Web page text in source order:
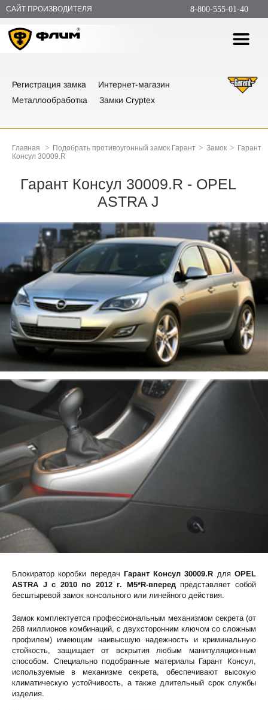
САЙТ ПРОИЗВОДИТЕЛЯ 8-800-555-01-40
Регистрация замка
Интернет-магазин
Металлообработка
Замки Cryptex
Главная > Подобрать противоугонный замок Гарант > Замок > Гарант
Консул 30009.R
Гарант Консул 30009.R - OPEL
ASTRA J
Блокиратор коробки передач Гарант Консул 30009.R дляOPEL
ASTRA J c 2010 по 2012 г. М5*R-впередпредставляет собой
бесштыревой замок консольного или линейного действия.
Замок комплектуется профессиональным механизмом секрета (от
268 миллионов комбинаций, с двухсторонним ключом со сложным
профилем) имеющим наивысшую надежность и криминальную
стойкость, защищает от вскрытия любым манипуляционным
способом. Специально подобранные материалы Гарант Консул,
используемые в механизме секрета, обеспечивают высокую
климатическую устойчивость, а также длительный срок службы
изделия.